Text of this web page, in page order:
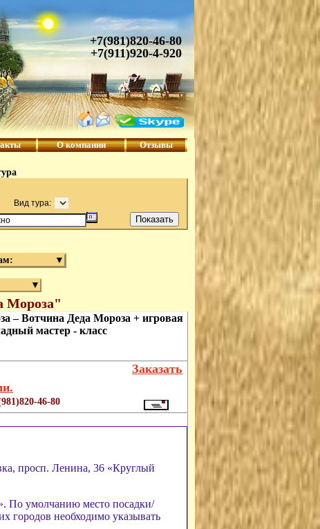
+7(981)820-46-80
+7(911)920-4-920
О компании Отзывы
Вид тура:
▼
▼
Мороза"
– Вотчина Деда Мороза + игровая
мастер - класс
46-80
Заказать
просп. Ленина, 36 «Круглый
По умолчанию место посадки/
городов необходимо указывать